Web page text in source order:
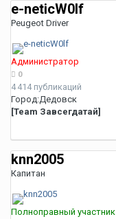
e-neticW0lf
Peugeot Driver
Администратор
0
4 414 публикаций
Город:Дедовск
[Team Завсегдатай]
knn2005
Капитан
Полноправный участник